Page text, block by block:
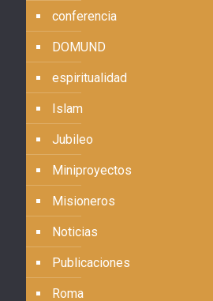
conferencia
DOMUND
espiritualidad
Islam
Jubileo
Miniproyectos
Misioneros
Noticias
Publicaciones
Roma